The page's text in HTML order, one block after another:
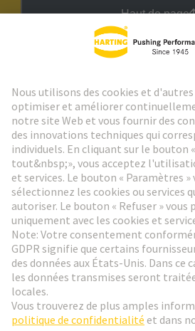
Haut de page
Aller à l'inscription
Social Media
Belgique Français